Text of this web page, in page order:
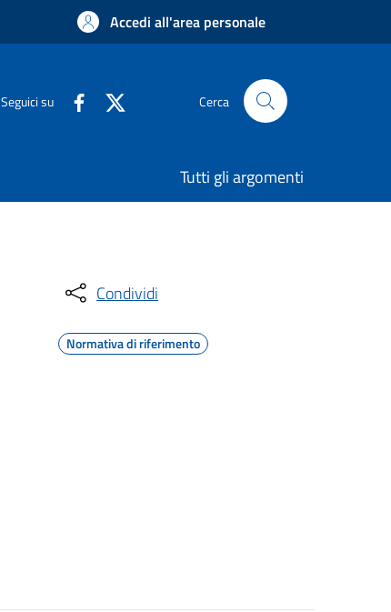
Accedi all'area personale
Seguici su Cerca
Tutti gli argomenti
Condividi
Normativa di riferimento